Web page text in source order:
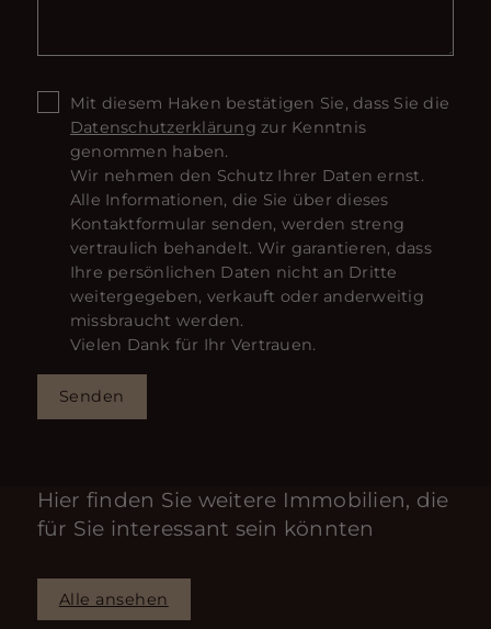
Mit diesem Haken bestätigen Sie, dass Sie die
Datenschutzerklärung zur Kenntnis
genommen haben.
Wir nehmen den Schutz Ihrer Daten ernst.
Alle Informationen, die Sie über dieses
Kontaktformular senden, werden streng
vertraulich behandelt. Wir garantieren, dass
Ihre persönlichen Daten nicht an Dritte
weitergegeben, verkauft oder anderweitig
missbraucht werden.
Vielen Dank für Ihr Vertrauen.
Senden
Hier finden Sie weitere Immobilien, die
für Sie interessant sein könnten
Alle ansehen